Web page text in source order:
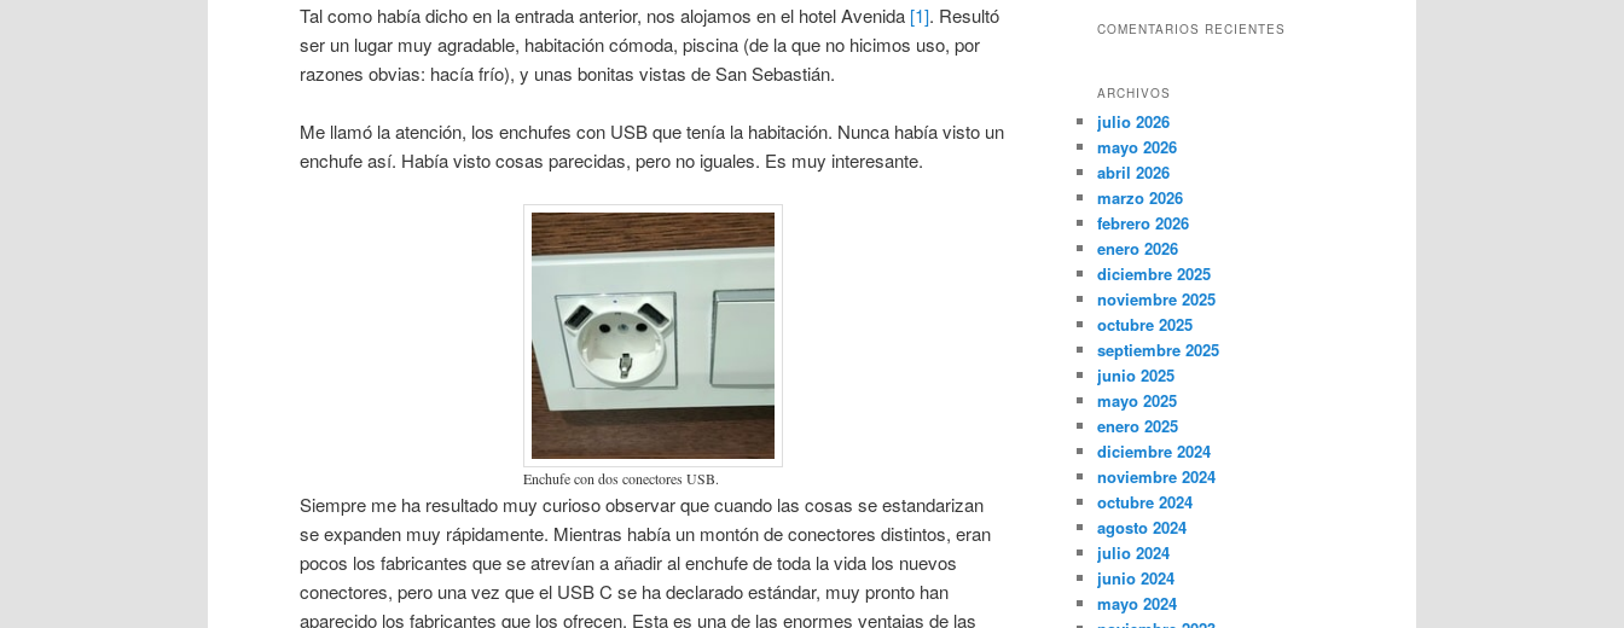
Tal como había dicho en la entrada anterior, nos alojamos en el hotel Avenida [1]. Resultó
ser un lugar muy agradable, habitación cómoda, piscina (de la que no hicimos uso, por
razones obvias: hacía frío), y unas bonitas vistas de San Sebastián.
Me llamó la atención, los enchufes con USB que tenía la habitación. Nunca había visto un
enchufe así. Había visto cosas parecidas, pero no iguales. Es muy interesante.
Enchufe con dos conectores USB.
Siempre me ha resultado muy curioso observar que cuando las cosas se estandarizan
se expanden muy rápidamente. Mientras había un montón de conectores distintos, eran
pocos los fabricantes que se atrevían a añadir al enchufe de toda la vida los nuevos
conectores, pero una vez que el USB C se ha declarado estándar, muy pronto han
aparecido los fabricantes que los ofrecen. Esta es una de las enormes ventajas de las
COMENTARIOS RECIENTES
ARCHIVOS
julio 2026
mayo 2026
abril 2026
marzo 2026
febrero 2026
enero 2026
diciembre 2025
noviembre 2025
octubre 2025
septiembre 2025
junio 2025
mayo 2025
enero 2025
diciembre 2024
noviembre 2024
octubre 2024
agosto 2024
julio 2024
junio 2024
mayo 2024